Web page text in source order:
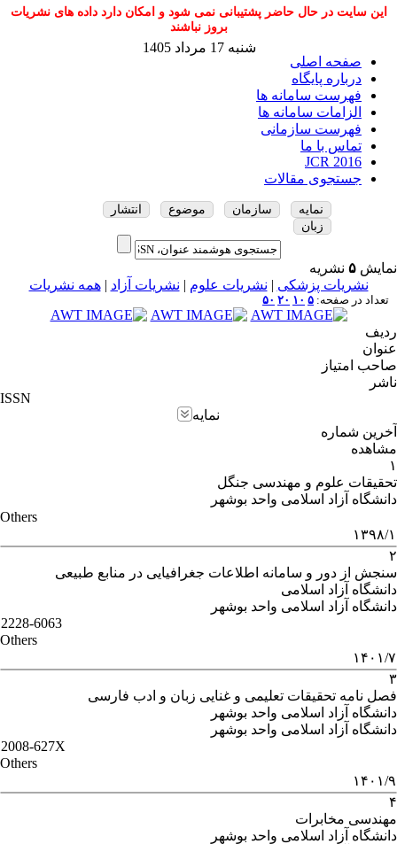
این سایت در حال حاضر پشتیبانی نمی شود و امکان دارد داده های نشریات
بروز نباشند
صفحه اصلی
درباره پایگاه
فهرست سامانه ها
الزامات سامانه ها
فهرست سازمانی
تماس با ما
JCR 2016
جستجوی مقالات
شنبه 17 مرداد 1405
نمایه سازمان موضوع
انتشار
زبان
نمایش ۵ نشریه
نشریات پزشکی | نشریات علوم | نشریات آزاد |همه نشریات
تعداد در صفحه: ۵ ۱۰ ۲۰ ۵۰
ردیف
عنوان
صاحب امتیاز
ناشر
ISSN
نمایه
آخرین شماره
مشاهده
۱
تحقیقات علوم و مهندسی جنگل
دانشگاه آزاد اسلامی واحد بوشهر
Others
۱۳۹۸/۱
۲
سنجش از دور و سامانه اطلاعات جغرافیایی در منابع طبیعی
دانشگاه آزاد اسلامی
دانشگاه آزاد اسلامی واحد بوشهر
2228-6063
Others
۱۴۰۱/۷
۳
فصل نامه تحقیقات تعلیمی و غنایی زبان و ادب فارسی
دانشگاه آزاد اسلامی واحد بوشهر
دانشگاه آزاد اسلامی واحد بوشهر
2008-627X
Others
۱۴۰۱/۹
۴
مهندسی مخابرات
دانشگاه آزاد اسلامی واحد بوشهر